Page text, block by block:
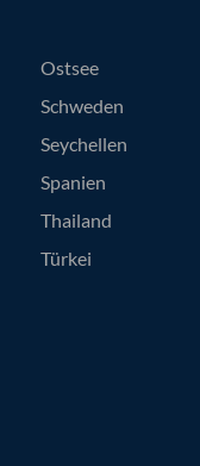
Ostsee
Schweden
Seychellen
Spanien
Thailand
Türkei